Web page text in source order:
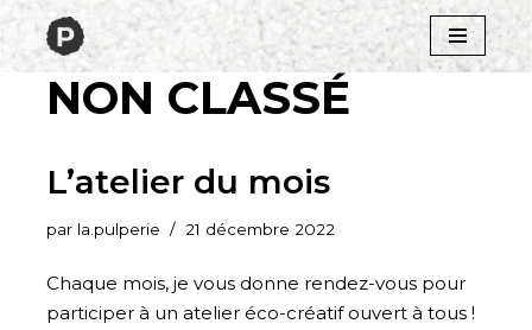
Aller
NON CLASSÉ
L’atelier du mois
par la.pulperie 21 décembre 2022
Chaque mois, je vous donne rendez-vous pour
participer à un atelier éco-créatif ouvert à tous !